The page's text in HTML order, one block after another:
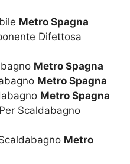
Metro Spagna
Difettosa
Metro Spagna
Metro Spagna
Metro Spagna
Scaldabagno
Metro